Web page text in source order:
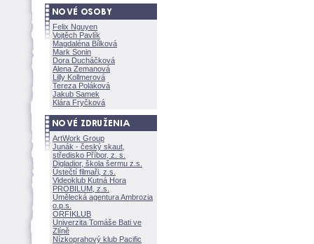
Felix Nguyen
Vojtěch Pavlík
Magdaléna Bílkov
Mark Sonin
Dora Ducháčkov
Alena Zemanov
Lilly Kollmerov
Tereza Polákov
Jakub Samek
Klára Fryčkov
ArtWork Group
Junák - český skaut,
středisko Příbor, z. s.
Digladior, škola šermu z.s.
Ústečtí filmaři, z.s.
Videoklub Kutná Hora
PROBILUM, z.s.
Umělecká agentura Ambrozia
o.p.s.
ORFIKLUB
Univerzita Tomáše Bati ve
Zlíně
Nízkoprahový klub Pacific